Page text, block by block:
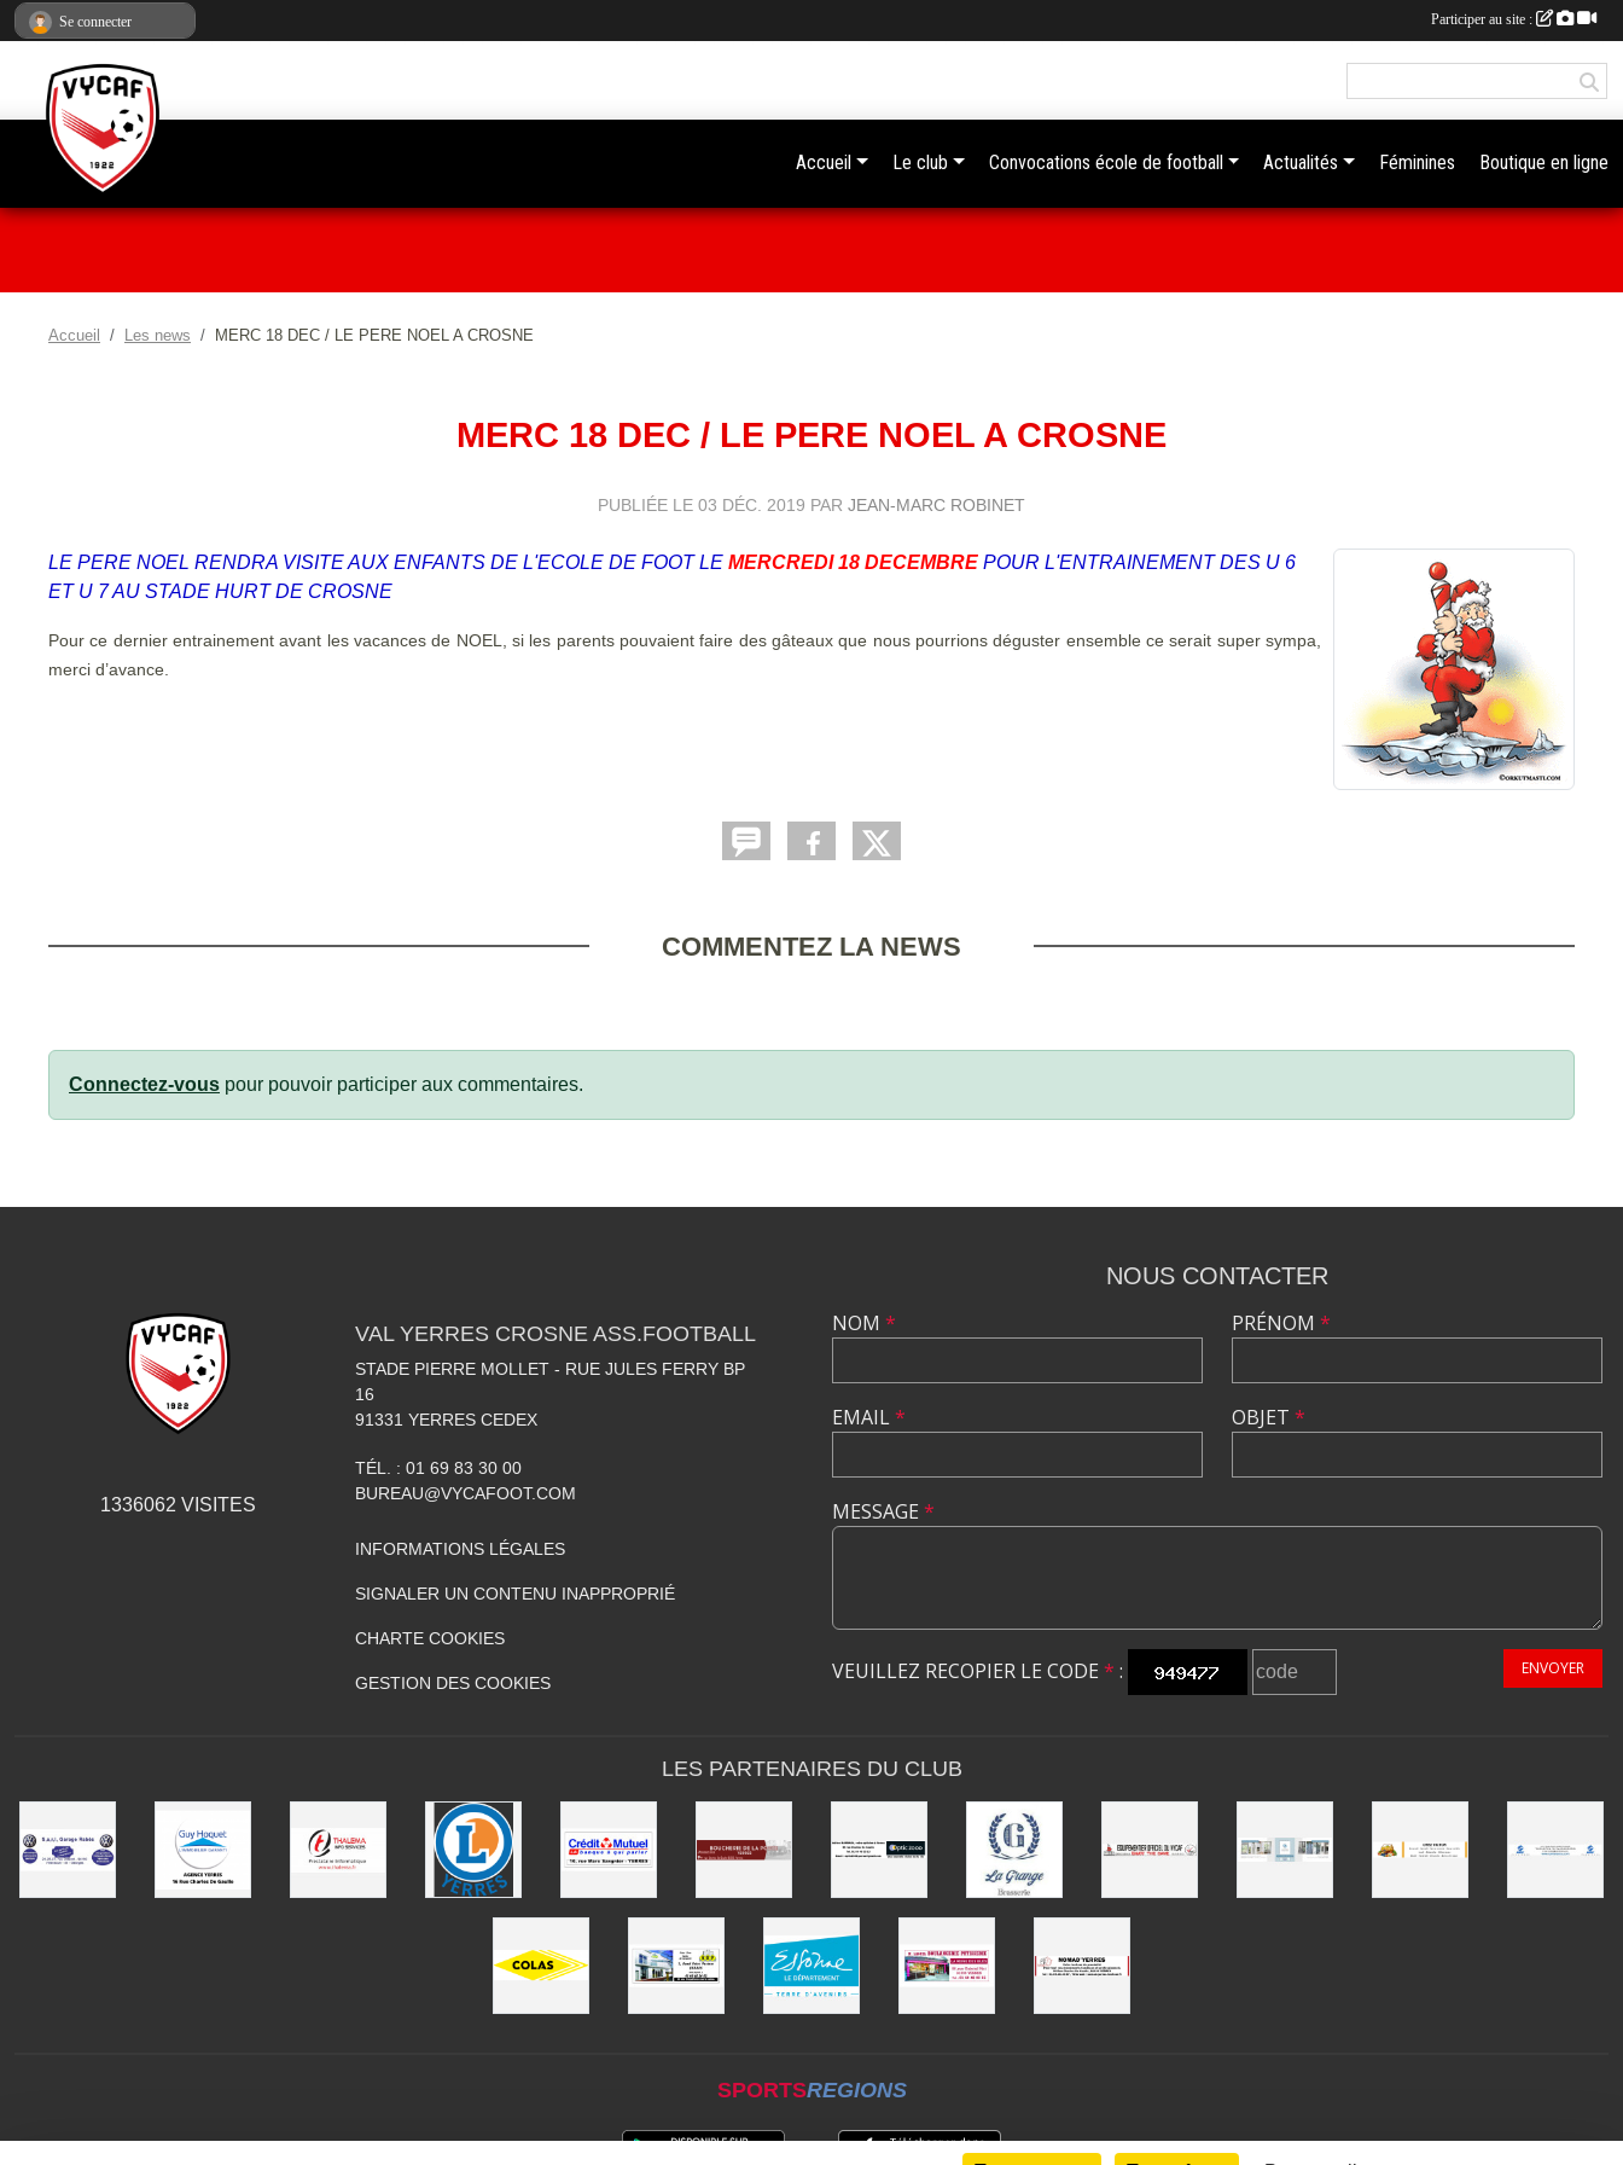
Accueil Les news MERC 18 DEC / LE PERE NOEL A CROSNE
MERC 18 DEC / LE PERE NOEL A CROSNE
PUBLIÉE LE 03 DÉC. 2019 PAR JEAN-MARC ROBINET
LE PERE NOEL RENDRA VISITE AUX ENFANTS DE L'ECOLE DE FOOT LE MERCREDI 18 DECEMBRE POUR L'ENTRAINEMENT DES U 6
ET U 7 AU STADE HURT DE CROSNE
Pour ce dernier entrainement avant les vacances de NOEL, si les parents pouvaient faire des gâteaux que nous pourrions déguster ensemble ce serait super sympa,
merci d’avance.
COMMENTEZ LA NEWS
Connectez-vous pour pouvoir participer aux commentaires.
Accueil Le club Convocations école de football Actualités Féminines Boutique en ligne
1336062 VISITES
VAL YERRES CROSNE ASS.FOOTBALL
STADE PIERRE MOLLET - RUE JULES FERRY BP
16
91331 YERRES CEDEX
TÉL. : 01 69 83 30 00
BUREAU@VYCAFOOT.COM
INFORMATIONS LÉGALES
SIGNALER UN CONTENU INAPPROPRIÉ
CHARTE COOKIES
GESTION DES COOKIES
NOUS CONTACTER
NOM *
EMAIL*
PRÉNOM *
OBJET *
MESSAGE *
VEUILLEZ RECOPIER LE CODE * : ENVOYER
LES PARTENAIRES DU CLUB
SPORTSREGIONS
Se connecter Participer au site :
Panneau de gestion des cookies